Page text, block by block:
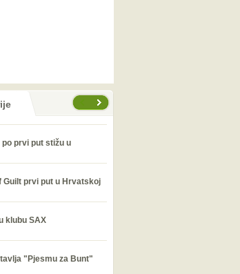
prvi put stižu u
Guilt prvi put u Hrvatskoj
klubu SAX
"Pjesmu za Bunt"